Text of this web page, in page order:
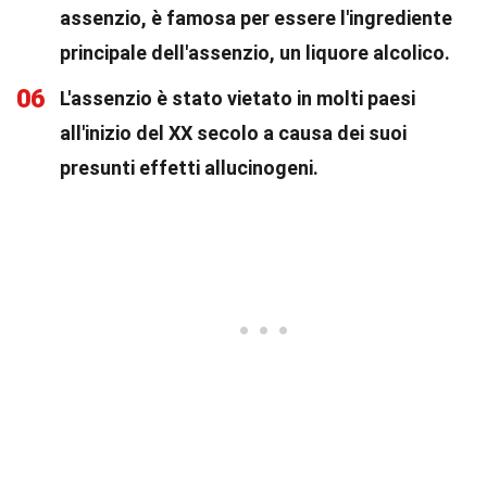
assenzio, è famosa per essere l'ingrediente
principale dell'assenzio, un liquore alcolico.
06
L'assenzio è stato vietato in molti paesi
all'inizio del XX secolo a causa dei suoi
presunti effetti allucinogeni.